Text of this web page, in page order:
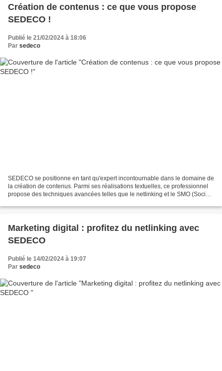
Création de contenus : ce que vous propose
SEDECO !
Publié le 21/02/2024 à 18:06
Par sedeco
SEDECO se positionne en tant qu'expert incontournable dans le domaine de
la création de contenus. Parmi ses réalisations textuelles, ce professionnel
propose des techniques avancées telles que le netlinking et le SMO (Social
Marketing digital : profitez du netlinking avec
SEDECO
Publié le 14/02/2024 à 19:07
Par sedeco